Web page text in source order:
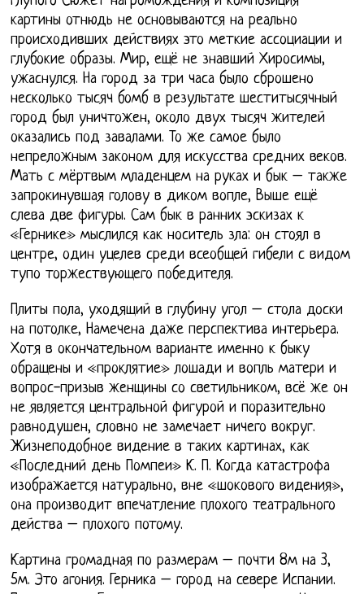
картины отнюдь не основываются на реально
происходивших действиях это меткие ассоциации и
глубокие образы. Мир, ещё не знавший Хиросимы,
ужаснулся. На город за три часа было сброшено
несколько тысяч бомб в результате шеститысячный
город был уничтожен, около двух тысяч жителей
оказались под завалами. То же самое было
непреложным законом для искусства средних веков.
Мать с мёртвым младенцем на руках и бык – также
запрокинувшая голову в диком вопле, Выше ещё
слева две фигуры. Сам бык в ранних эскизах к
«Гернике» мыслился как носитель зла: он стоял в
центре, один уцелев среди всеобщей гибели с видом
тупо торжествующего победителя.
Плиты пола, уходящий в глубину угол – стола доски
на потолке, Намечена даже перспектива интерьера.
Хотя в окончательном варианте именно к быку
обращены и «проклятие» лошади и вопль матери и
вопрос-призыв женщины со светильником, всё же он
не является центральной фигурой и поразительно
равнодушен, словно не замечает ничего вокруг.
Жизнеподобное видение в таких картинах, как
«Последний день Помпеи» К. П. Когда катастрофа
изображается натурально, вне «шокового видения»,
она производит впечатление плохого театрального
действа – плохого потому.
Картина громадная по размерам – почти 8м на 3,
5м. Это агония. Герника – город на севере Испании.